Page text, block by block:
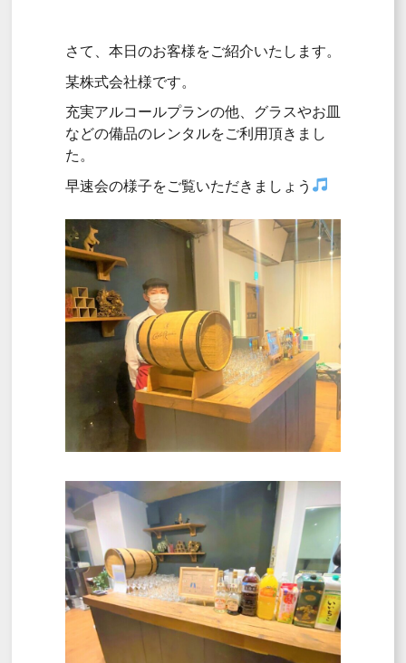
さて、本日のお客様をご紹介いたします。
某株式会社様です。
充実アルコールプランの他、グラスやお皿
などの備品のレンタルをご利用頂きまし
た。
早速会の様子をご覧いただきましょう